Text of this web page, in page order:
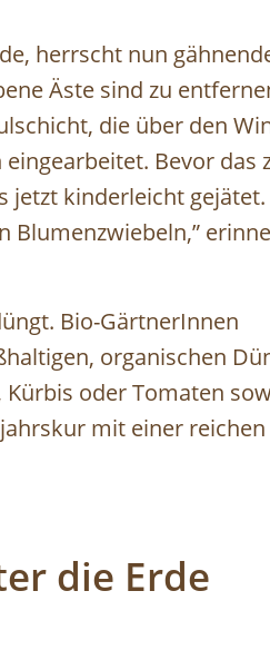
herrscht nun
Äste sind zu
die über den
Bevor das
jetzt kinderleicht gejätet.
Blumenzwiebeln,”
Bio-GärtnerInnen
organischen
oder Tomaten
mit einer reichen
die Erde